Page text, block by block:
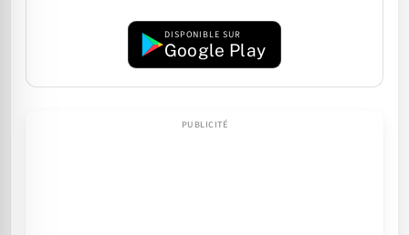
DISPONIBLE SUR
Google Play